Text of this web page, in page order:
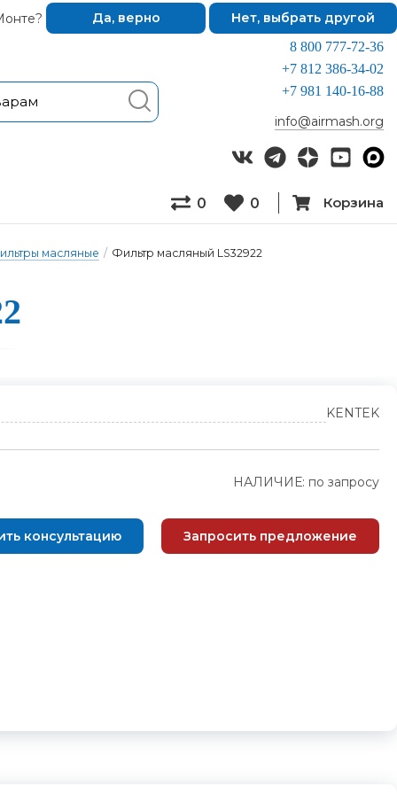
Да, верно Нет, выбрать другой
8 800 777-72-36
+7 812 386-34-02
+7 981 140-16-88
info@airmash.org
0 0 Корзина
масляные / Фильтр масляный LS32922
KENTEK
НАЛИЧИЕ: по запросу
консультацию Запросить предложение